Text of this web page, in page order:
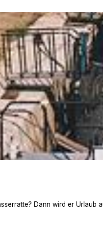
Dann wird er